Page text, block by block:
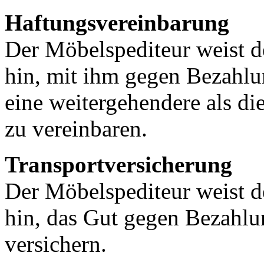
Haftungsvereinbarung
Der Möbelspediteur weist
hin, mit ihm gegen
eine weitergehendere als
zu vereinbaren.
Transportversicherung
Der Möbelspediteur weist
hin, das Gut gegen
versichern.